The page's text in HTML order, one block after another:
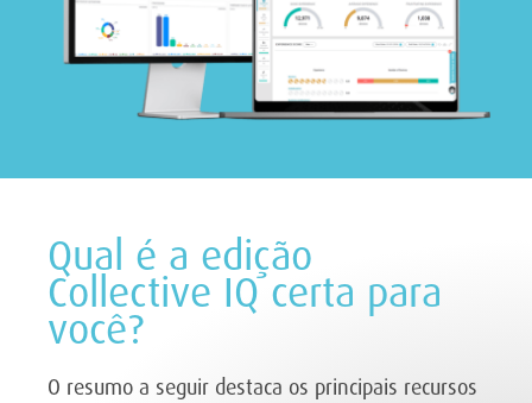
Qual é a edição
Collective IQ certa para
você?
O resumo a seguir destaca os principais recursos